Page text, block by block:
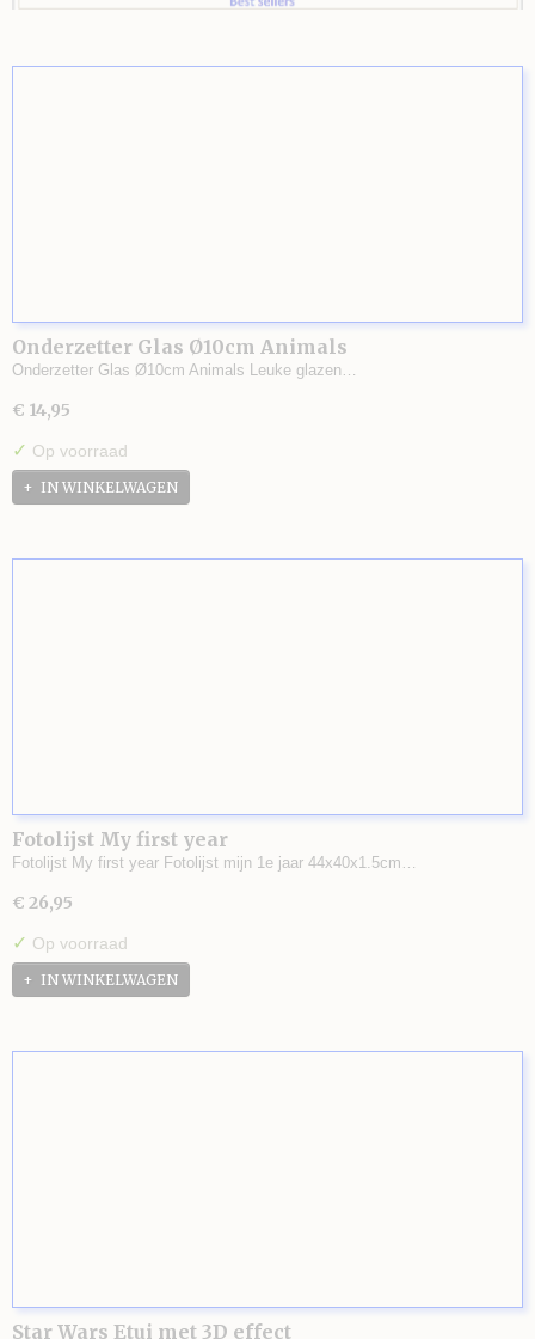
Onderzetter Glas Ø10cm Animals
Onderzetter Glas Ø10cm Animals Leuke glazen…
€ 14,95
✓ Op voorraad
IN WINKELWAGEN
Fotolijst My first year
Fotolijst My first year Fotolijst mijn 1e jaar 44x40x1.5cm…
€ 26,95
✓ Op voorraad
IN WINKELWAGEN
Star Wars Etui met 3D effect